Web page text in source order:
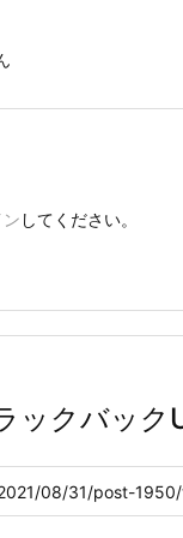
ン してください。
ックバック